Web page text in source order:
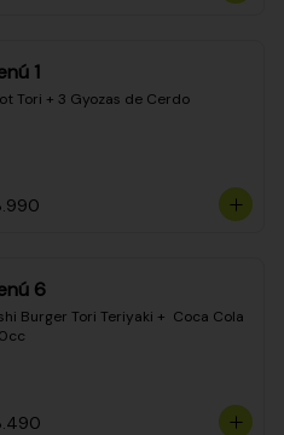
1
Tori + 3 Gyozas de Cerdo
6
Burger Tori Teriyaki +  Coca Cola